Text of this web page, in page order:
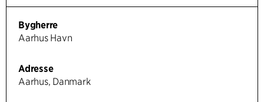
Bygherre
Aarhus Havn
Adresse
Aarhus, Danmark